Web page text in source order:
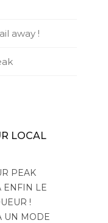
away !
LOCAL
PEAK
ENFIN LE
!
UN MODE